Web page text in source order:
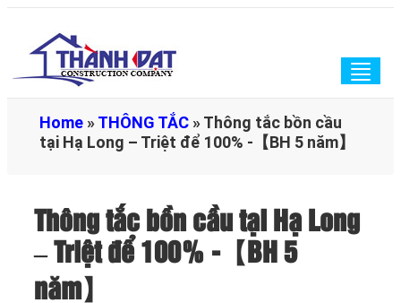
Home »THÔNG TẮC »Thông tắc bồn cầu
tại Hạ Long – Triệt để 100% -【BH 5 năm】
Thông tắc bồn cầu tại Hạ Long
– Triệt để 100% -【BH 5
năm】